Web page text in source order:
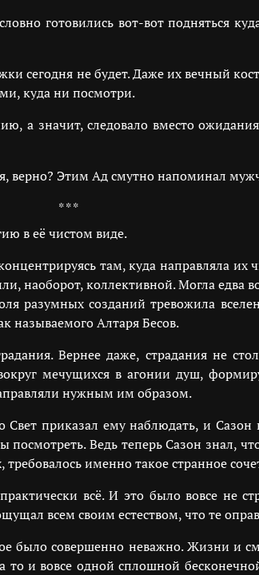
готовились вот-вот подняться
сегодня не будет. Даже их вечный
куда ни посмотри.
а значит, следовало вместо
верно? Этим Ад смутно напоминал
* * *
в её чистом виде.
там, куда направляла их
наоборот, коллективной. Могла едва
разумных созданий тревожила
называемого Алтаря Бесов.
Вернее даже, страдания не
мечущихся в агонии душ,
нужным им образом.
Свет приказал ему наблюдать, и
посмотреть. Ведь теперь Сазон знал,
именно такое странное
всё. И это было вовсе не
всем своим естеством, что те
было совершенно неважно. Жизни и
и вовсе одной сплошной